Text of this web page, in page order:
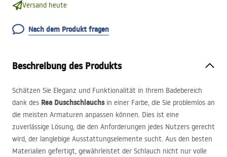
Versand heute
Nach dem Produkt fragen
Beschreibung des Produkts
Schätzen Sie Eleganz und Funktionalität in Ihrem Badebereich
dank des Rea Duschschlauchsin einer Farbe, die Sie problemlos an
die meisten Armaturen anpassen können. Dies ist eine
zuverlässige Lösung, die den Anforderungen jedes Nutzers gerecht
wird, der langlebige Ausstattungselemente sucht. Aus den besten
Materialien gefertigt, gewährleistet der Schlauch nicht nur volle